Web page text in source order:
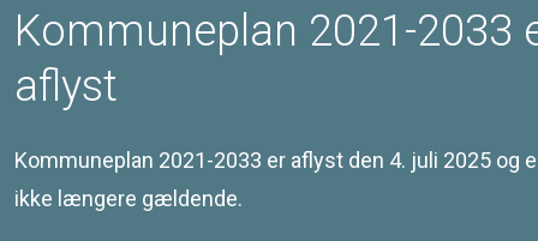
Retningslinjer
Redegørelse
Kommuneplan 2021-2033
aflyst
Kommuneplan 2021-2033 er aflyst den 4. juli 2025 og
ikke længere gældende.